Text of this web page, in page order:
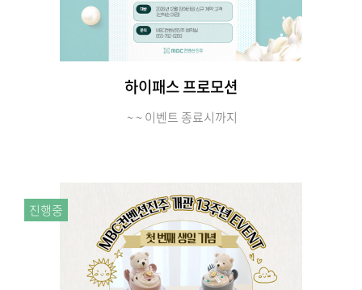
하이패스 프로모션
~ ~ 이벤트 종료시까지
진행중